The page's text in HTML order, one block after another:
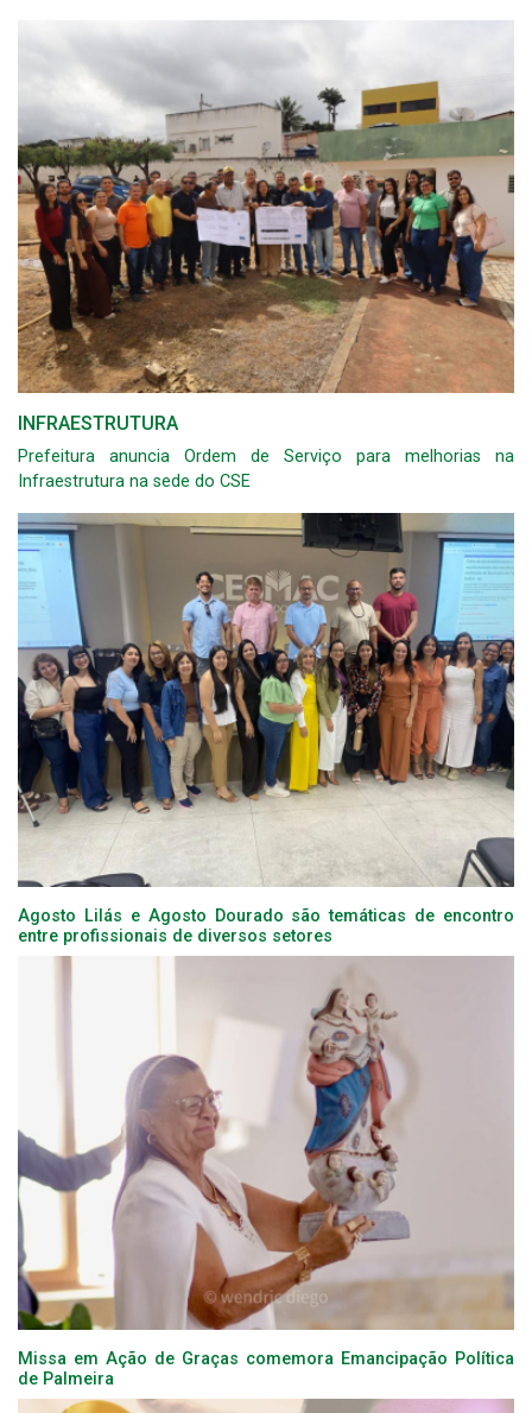
INFRAESTRUTURA
Prefeitura anuncia Ordem de Serviço para melhorias na
Infraestrutura na sede do CSE
Agosto Lilás e Agosto Dourado são temáticas de encontro
entre profissionais de diversos setores
Missa em Ação de Graças comemora Emancipação Política
de Palmeira